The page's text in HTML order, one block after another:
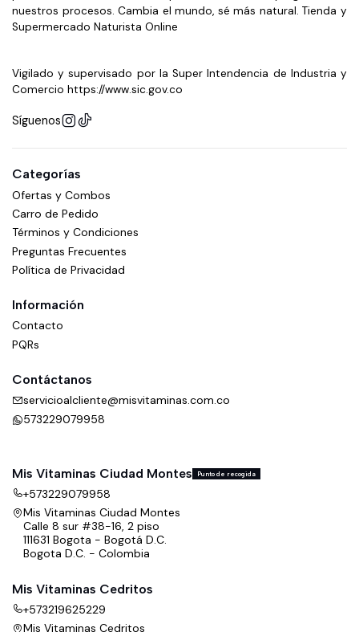
nuestros procesos. Cambia el mundo, sé más natural. Tienda y
Supermercado Naturista Online
Vigilado y supervisado por la Super Intendencia de Industria y
Comercio https://www.sic.gov.co
Síguenos
Categorías
Ofertas y Combos
Carro de Pedido
Términos y Condiciones
Preguntas Frecuentes
Política de Privacidad
Información
Contacto
PQRs
Contáctanos
servicioalcliente@misvitaminas.com.co
573229079958
Mis Vitaminas Ciudad Montes Punto de recogida
+573229079958
Mis Vitaminas Ciudad Montes
Calle 8 sur #38-16, 2 piso
111631 Bogota - Bogotá D.C.
Bogota D.C. - Colombia
Mis Vitaminas Cedritos
+573219625229
Mis Vitaminas Cedritos